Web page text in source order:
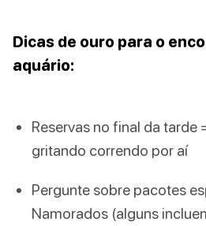
Dicas de ouro para o
aquário:
Reservas no final da tarde
gritando correndo por aí
Pergunte sobre pacotes
Namorados (alguns